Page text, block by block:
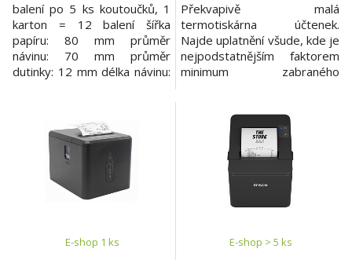
balení po 5 ks koutoučků, 1
karton = 12 balení šířka
papíru: 80 mm průměr
návinu: 70 mm průměr
dutinky: 12 mm délka návinu:
IBM TF6 Nejvhodnějším
prostředím pro skladování
papíru je tmavá místnost s
relativní vlhkostí vzduchu
kolem 50% a teplotou okolo
23°C. Záznamy musí
Překvapivě malá
termotiskárna účtenek.
Najde uplatnění všude, kde je
nejpodstatnějším faktorem
minimum zabraného
má stejné ovládání a
software jako všechny
ostatní pokladní tiskárny.
E-shop 1 ks E-shop > 5 ks